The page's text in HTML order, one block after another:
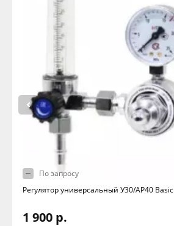
По запросу
Регулятор универсальный У30/АР40 Basic
1 900 р.